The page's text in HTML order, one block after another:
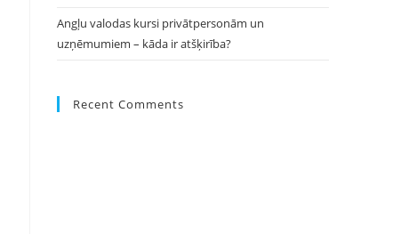
Angļu valodas kursi privātpersonām un
uzņēmumiem – kāda ir atšķirība?
Recent Comments